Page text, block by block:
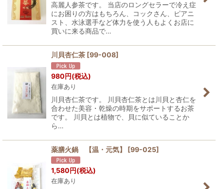
高麗人参茶です。 当店のロングセラーで冷え症
にお困りの方はもちろん、コックさん、ピアニ
スト、水泳選手など体力を使う人もよくお店に
買いに来る商品で…
川貝杏仁茶 [99-008]
980円(税込)
在庫あり
川貝杏仁茶です。 川貝杏仁茶とは川貝と杏仁を
合わせた美容・乾燥の時期をサポートするお茶
です。 川貝とは植物で、貝に似ていることか
ら…
薬膳火鍋 【温・元気】 [99-025]
1,580 円(税込)
在庫あり